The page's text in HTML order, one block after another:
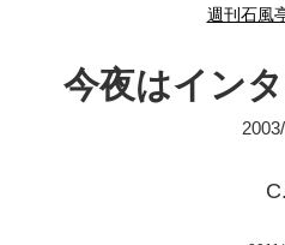
週刊石風
今夜はイン